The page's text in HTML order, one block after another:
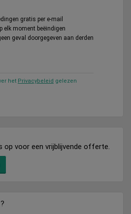
gratis per e-mail
elk moment beëindigen
geval doorgegeven aan derden
het Privacybeleid gelezen
voor een vrijblijvende offerte.